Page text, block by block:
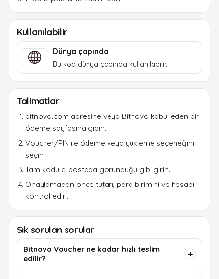
Kullanılabilir
Dünya çapında
Bu kod dünya çapında kullanılabilir.
Talimatlar
bitnovo.com adresine veya Bitnovo kabul eden bir
ödeme sayfasına gidin.
Voucher/PIN ile ödeme veya yükleme seçeneğini
seçin.
Tam kodu e-postada göründüğü gibi girin.
Onaylamadan önce tutarı, para birimini ve hesabı
kontrol edin.
Sık sorulan sorular
Bitnovo Voucher ne kadar hızlı teslim
edilir?